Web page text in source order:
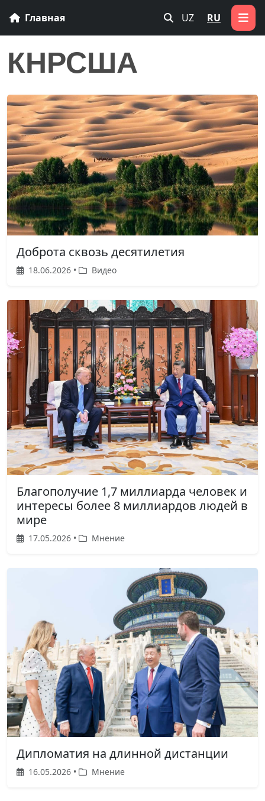
Главная UZ RU
КНРСША
Доброта сквозь десятилетия
18.06.2026 • Видео
Благополучие 1,7 миллиарда человек и
интересы более 8 миллиардов людей в
мире
17.05.2026 • Мнение
Дипломатия на длинной дистанции
16.05.2026 • Мнение